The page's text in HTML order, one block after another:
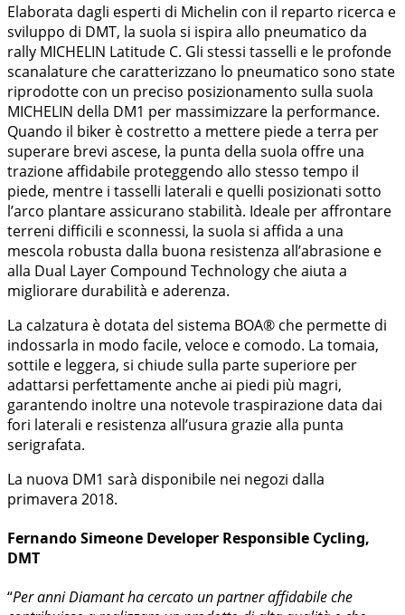
Elaborata dagli esperti di Michelin con il reparto ricerca e
sviluppo di DMT, la suola si ispira allo pneumatico da
rally MICHELIN Latitude C. Gli stessi tasselli e le profonde
scanalature che caratterizzano lo pneumatico sono state
riprodotte con un preciso posizionamento sulla suola
MICHELIN della DM1 per massimizzare la performance.
Quando il biker è costretto a mettere piede a terra per
superare brevi ascese, la punta della suola offre una
trazione affidabile proteggendo allo stesso tempo il
piede, mentre i tasselli laterali e quelli posizionati sotto
l’arco plantare assicurano stabilità. Ideale per affrontare
terreni difficili e sconnessi, la suola si affida a una
mescola robusta dalla buona resistenza all’abrasione e
alla Dual Layer Compound Technology che aiuta a
migliorare durabilità e aderenza.
La calzatura è dotata del sistema BOA® che permette di
indossarla in modo facile, veloce e comodo. La tomaia,
sottile e leggera, si chiude sulla parte superiore per
adattarsi perfettamente anche ai piedi più magri,
garantendo inoltre una notevole traspirazione data dai
fori laterali e resistenza all’usura grazie alla punta
serigrafata.
La nuova DM1 sarà disponibile nei negozi dalla
primavera 2018.
Fernando Simeone Developer Responsible Cycling,
DMT
“Per anni Diamant ha cercato un partner affidabile che